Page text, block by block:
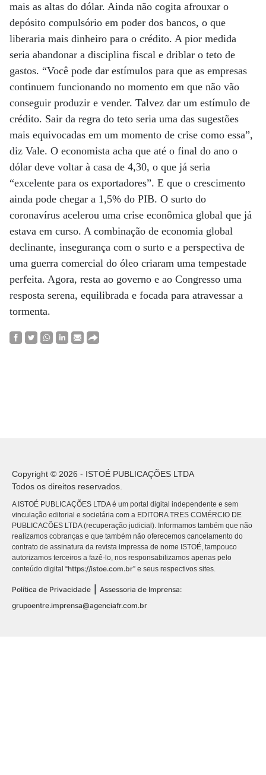
mais as altas do dólar. Ainda não cogita afrouxar o
depósito compulsório em poder dos bancos, o que
liberaria mais dinheiro para o crédito. A pior medida
seria abandonar a disciplina fiscal e driblar o teto de
gastos. “Você pode dar estímulos para que as empresas
continuem funcionando no momento em que não vão
conseguir produzir e vender. Talvez dar um estímulo de
crédito. Sair da regra do teto seria uma das sugestões
mais equivocadas em um momento de crise como essa”,
diz Vale. O economista acha que até o final do ano o
dólar deve voltar à casa de 4,30, o que já seria
“excelente para os exportadores”. E que o crescimento
ainda pode chegar a 1,5% do PIB. O surto do
coronavírus acelerou uma crise econômica global que já
estava em curso. A combinação de economia global
declinante, insegurança com o surto e a perspectiva de
uma guerra comercial do óleo criaram uma tempestade
perfeita. Agora, resta ao governo e ao Congresso uma
resposta serena, equilibrada e focada para atravessar a
tormenta.
Copyright © 2026 - ISTOÉ PUBLICAÇÕES LTDA
Todos os direitos reservados.
A ISTOÉ PUBLICAÇÕES LTDA é um portal digital independente e sem
vinculação editorial e societária com a EDITORA TRES COMÉRCIO DE
PUBLICACÕES LTDA (recuperação judicial). Informamos também que não
realizamos cobranças e que também não oferecemos cancelamento do
contrato de assinatura da revista impressa de nome ISTOÉ, tampouco
autorizamos terceiros a fazê-lo, nos responsabilizamos apenas pelo
conteúdo digital “https://istoe.com.br” e seus respectivos sites.
Política de Privacidade
Assessoria de Imprensa:
grupoentre.imprensa@agenciafr.com.br